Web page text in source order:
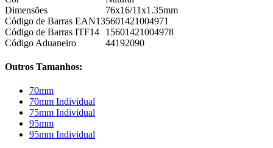
Dimensões
76x16/11x1.35mm
Código de Barras EAN135601421004971
Código de Barras ITF14
15601421004978
Código Aduaneiro
44192090
Outros Tamanhos:
70mm
70mm Individual
75mm Individual
95mm
95mm Individual